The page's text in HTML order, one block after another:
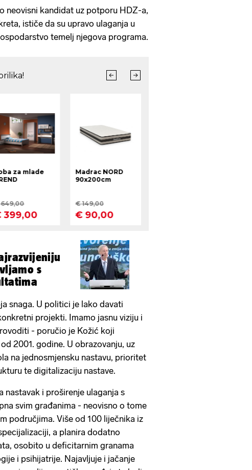
neovisni kandidat uz potporu HDZ-a,
ističe da su upravo ulaganja u
temelj njegova programa.
s
snaga. U politici je lako davati
projekti. Imamo jasnu viziju i
- poručio je Kožić koji
2001. godine. U obrazovanju, uz
na jednosmjensku nastavu, prioritet
te digitalizaciju nastave.
nastavak i proširenje ulaganja s
svim građanima - neovisno o tome
područjima. Više od 100 liječnika iz
a planira dodatno
osobito u deficitarnim granama
i psihijatrije. Najavljuje i jačanje